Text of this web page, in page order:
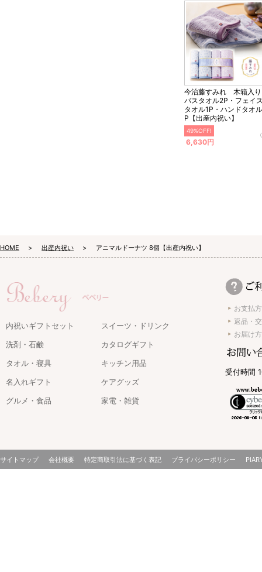
今治藤すみれ 木箱入
バスタオル2P・フェイ
タオル1P・ハンドタオ
P【出産内祝い】
49%OFF!
6,630円
HOME 出産内祝い アニマルドーナツ 8個【出産内祝い】
内祝いギフトセット
スイーツ・ドリンク
洗剤・石鹸
カタログギフト
タオル・寝具
キッチン用品
名入れギフト
ケアグッズ
グルメ・食品
家電・雑貨
お支払
返品・
お届け
受付時間
サイトマップ 会社概要 特定商取引法に基づく表記 プライバシーポリシー